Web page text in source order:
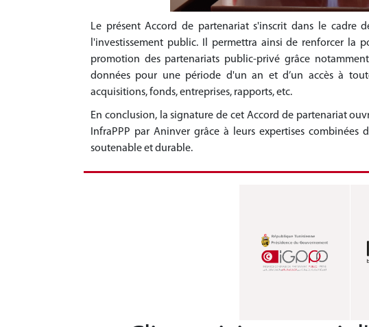
Le présent Accord de partenariat s'inscrit dans le cadre
l'investissement public. Il permettra ainsi de renforcer la
promotion des partenariats public-privé grâce
données pour une période d'un an et d’un accès à
acquisitions, fonds, entreprises, rapports, etc.
En conclusion, la signature de cet Accord de partenariat
InfraPPP par Aninver grâce à leurs expertises
soutenable et durable.